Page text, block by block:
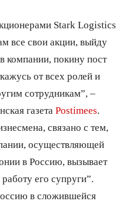
Stark Logistics
все свои акции, выйду
компании, покину пост
от всех ролей и
сотрудникам”, –
газета Postimees
связано с тем,
осуществляющей
в Россию, вызывает
его супруги”.
в сложившейся